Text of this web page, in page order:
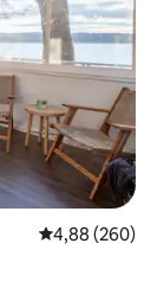
4,88 af 5 í
4,88 (260)